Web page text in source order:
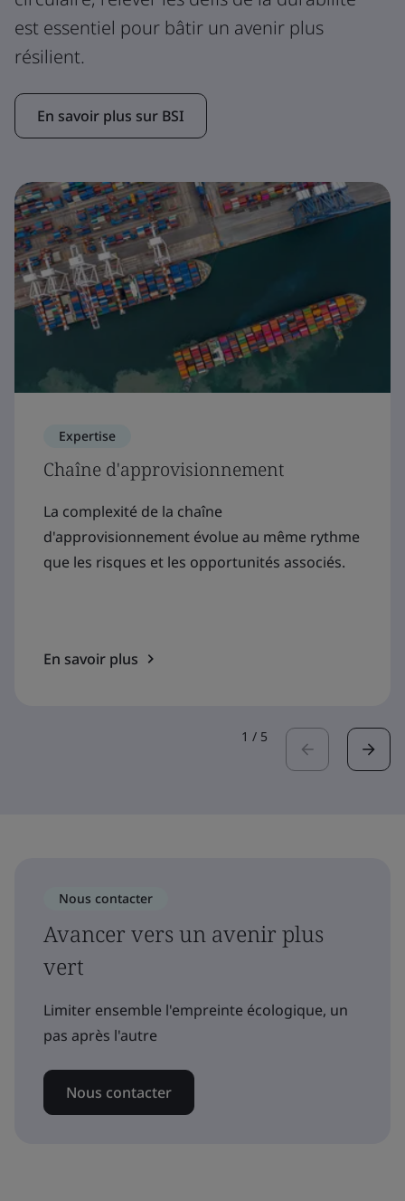
est essentiel pour bâtir un avenir plus
résilient.
En savoir plus sur BSI
Expertise
Chaîne d'approvisionnement
La complexité de la chaîne
d'approvisionnement évolue au même rythme
que les risques et les opportunités associés.
En savoir plus
1 / 5
Nous contacter
Avancer vers un avenir plus
vert
Limiter ensemble l'empreinte écologique, un
pas après l'autre
Nous contacter